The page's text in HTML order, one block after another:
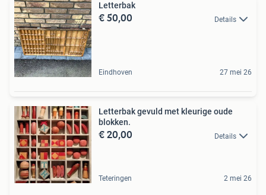
Letterbak
€ 50,00 Details
Eindhoven 27 mei 26
Letterbak gevuld met kleurige oude
blokken.
€ 20,00 Details
Teteringen 2 mei 26